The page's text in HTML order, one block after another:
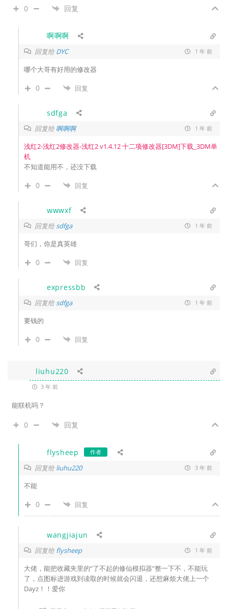
0 回复
啊啊啊
回复给DYC 1 年 前
哪个大哥有好用的修改器
0 回复
sdfga
回复给啊啊啊 1 年 前
浅红2-浅红2修改器-浅红2 v1.4.12 十二项修改器[3DM]下载_3DM单
机
不知道能用不，还没下载
0 回复
wwwxf
回复给sdfga 1 年 前
哥们，你是真英雄
0 回复
expressbb
回复给sdfga 1 年 前
要钱的
0 回复
liuhu220
3 年 前
能联机吗？
0 回复
flysheep 作者
回复给liuhu220 3 年 前
不能
0 回复
wangjiajun
回复给flysheep 1 年 前
大佬，能把收藏夹里的“了不起的修仙模拟器”整一下不，不能玩
了，点图标进游戏到读取的时候就会闪退，还想麻烦大佬上一个
Dayz！！爱你